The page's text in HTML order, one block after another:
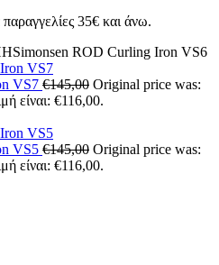
35€ και άνω.
ROD Curling Iron VS6
VS7 €145,00 Original price was:
είναι: €116,00.
VS5 €145,00 Original price was:
είναι: €116,00.